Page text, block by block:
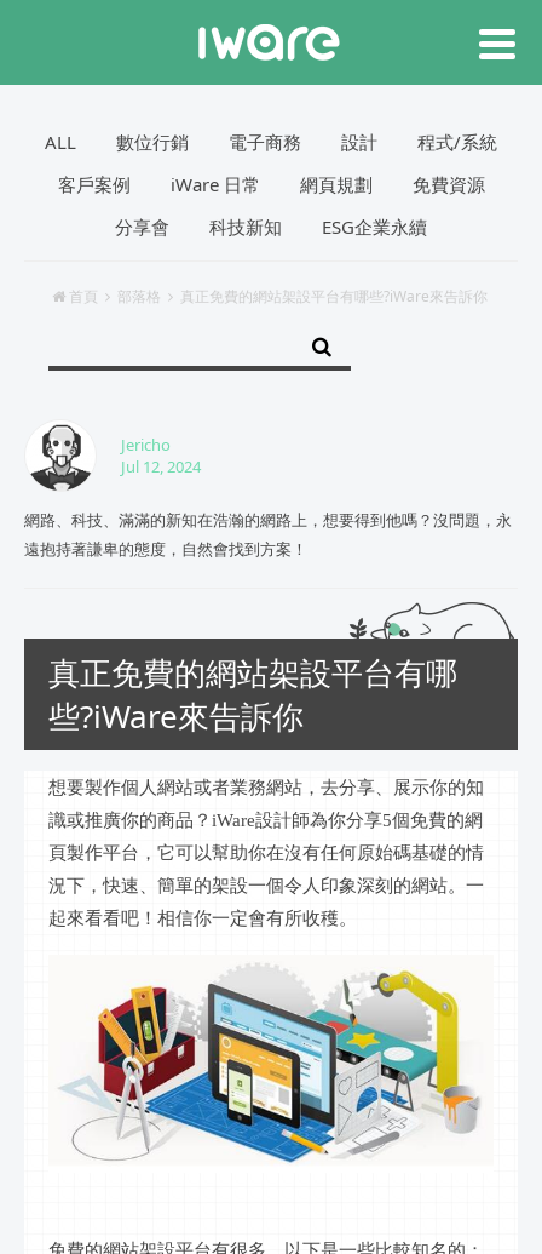
ALL 數位行銷 電子商務 設計
程式/系統
客戶案例
iWare 日常 網頁規劃
免費資源
分享會
科技新知 ESG企業永續
首頁 部落格 真正免費的網站架設平台有哪些?iWare來告訴你
Jericho
Jul 12, 2024
網路、科技、滿滿的新知在浩瀚的網路上，想要得到他嗎？沒問題，永
遠抱持著謙卑的態度，自然會找到方案！
真正免費的網站架設平台有哪
些?iWare來告訴你
想要製作個人網站或者業務網站，去分享、展示你的知
識或推廣你的商品？ iWare設計師為你分享5個免費的網
頁製作平台，它可以幫助你在沒有任何原始碼基礎的情
況下，快速、簡單的架設一個令人印象深刻的網站。一
起來看看吧！相信你一定會有所收穫。